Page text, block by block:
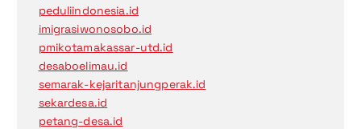
peduliindonesia.id
imigrasiwonosobo.id
pmikotamakassar-utd.id
desaboelimau.id
semarak-kejaritanjungperak.id
sekardesa.id
petang-desa.id